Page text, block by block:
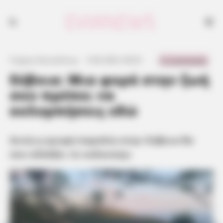
Εύβοια: Μια φορά στην ζωή
σου πρέπει να
κολυμπήσεις εδώ
Αυτή η κρυφή παραλία στην Εύβοια θα